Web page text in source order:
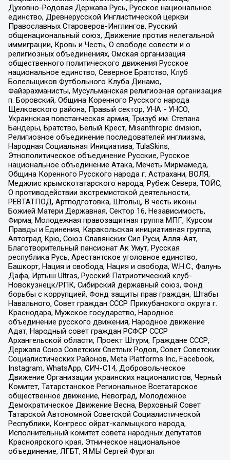
Духовно-Родовая Держава Русь, Русское национальное
единство, Древнерусской Инглистической церкви
Православных Староверов-Инглингов, Русский
общенациональный союз, Движение против нелегальной
иммиграции, Кровь и Честь, О свободе совести и о
религиозных объединениях, Омская организация
общественного политического движения Русское
национальное единство, Северное Братство, Клуб
Болельщиков Футбольного Клуба Динамо,
Файзрахманисты, Мусульманская религиозная организация
п. Боровский, Община Коренного Русского народа
Щелковского района, Правый сектор, УНА - УНСО,
Украинская повстанческая армия, Тризуб им. Степана
Бандеры, Братство, Белый Крест, Misanthropic division,
Религиозное объединение последователей инглиизма,
Народная Социальная Инициатива, TulaSkins,
Этнополитическое объединение Русские, Русское
национальное объединение Атака, Мечеть Мирмамеда,
Община Коренного Русского народа г. Астрахани, ВОЛЯ,
Меджлис крымскотатарского народа, Рубеж Севера, ТОЙС,
О противодействии экстремистской деятельности,
РЕВТАТПОД, Артподготовка, Штольц, В честь иконы
Божией Матери Державная, Сектор 16, Независимость,
Фирма, Молодежная правозащитная группа МПГ, Курсом
Правды и Единения, Каракольская инициативная группа,
Автоград Крю, Союз Славянских Сил Руси, Алля-Аят,
Благотворительный пансионат Ак Умут, Русская
республика Русь, Арестантское уголовное единство,
Башкорт, Нация и свобода, Нация и свобода, W.H.С., Фалунь
Дафа, Иртыш Ultras, Русский Патриотический клуб-
Новокузнецк/РПК, Сибирский державный союз, Фонд
борьбы с коррупцией, Фонд защиты прав граждан, Штабы
Навального, Совет граждан СССР Прикубанского округа г.
Краснодара, Мужское государство, Народное
объединение русского движения, Народное движение
Адат, Народный совет граждан РСФСР СССР
Архангельской области, Проект Штурм, Граждане СССР,
Держава Союз Советских Светлых Родов, Совет Советских
Социалистических Районов, Meta Platforms Inc, Facebook,
Instagram, WhatsApp, СИЧ-С14, Добровольческое
Движение Организации украинских националистов, Черный
Комитет, Татарстанское Региональное Всетатарское
общественное движение, Невоград, Молодежное
Демократическое Движение Весна, Верховный Совет
Татарской Автономной Советской Социалистической
Республики, Конгресс ойрат-калмыцкого народа,
Исполнительный комитет совета народных депутатов
Красноярского края, Этническое национальное
объединение, ЛГБТ, Я.МЫ Сергей Фургал